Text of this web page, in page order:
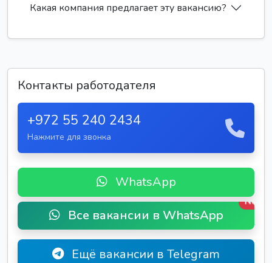
Какая компания предлагает эту вакансию?
Контакты работодателя
+972 55 240 2434
Нажмите для звонка
WhatsApp
Все вакансии в WhatsApp
New
Ещё вакансии в Telegram